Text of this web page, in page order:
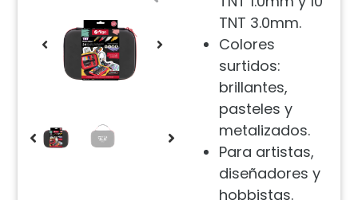
TNT 3.0mm.
Colores
surtidos:
brillantes,
pasteles y
metalizados.
Para artistas,
diseñadores y
hobbistas.